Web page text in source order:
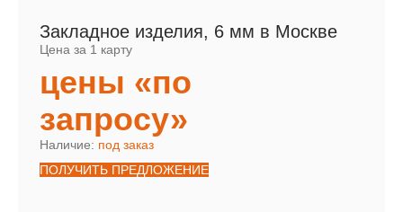
Закладное изделия, 6 мм в Москве
Цена за 1 карту
цены «по
запросу»
Наличие: под заказ
ПОЛУЧИТЬ ПРЕДЛОЖЕНИЕ